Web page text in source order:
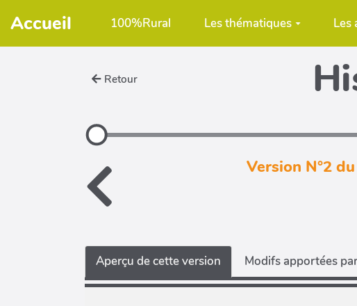
Aller au contenu principal
Accueil 100%Rural Les thématiques Les
Retour
Version N°2
Aperçu de cette version Modifs apportées